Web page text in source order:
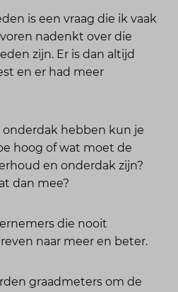
is een vraag die ik vaak
nadenkt over die
zijn. Er is dan altijd
en er had meer
hebben kun je
hoog of wat moet de
en onderdak zijn?
dan mee?
die nooit
naar meer en beter.
graadmeters om de